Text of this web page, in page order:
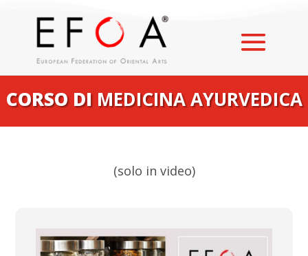
CORSO DI MEDICINA AYURVEDICA
(solo in video)